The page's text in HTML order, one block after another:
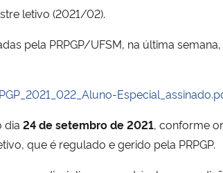
letivo (2021/02).
pela PRPGP/UFSM, na última
dia 24 de setembro de 2021, conforme
que é regulado e gerido pela PRPGP.